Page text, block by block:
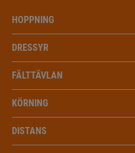
HOPPNING
DRESSYR
FÄLTTÄVLAN
KÖRNING
DISTANS